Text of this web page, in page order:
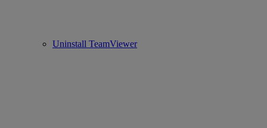
Uninstall TeamViewer